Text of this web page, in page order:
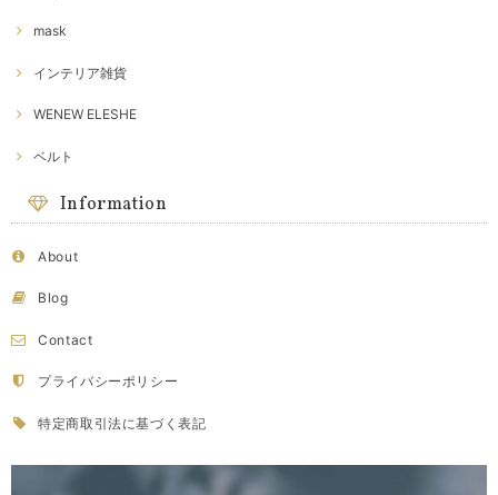
mask
インテリア雑貨
WENEW ELESHE
ベルト
Information
About
Blog
Contact
プライバシーポリシー
特定商取引法に基づく表記